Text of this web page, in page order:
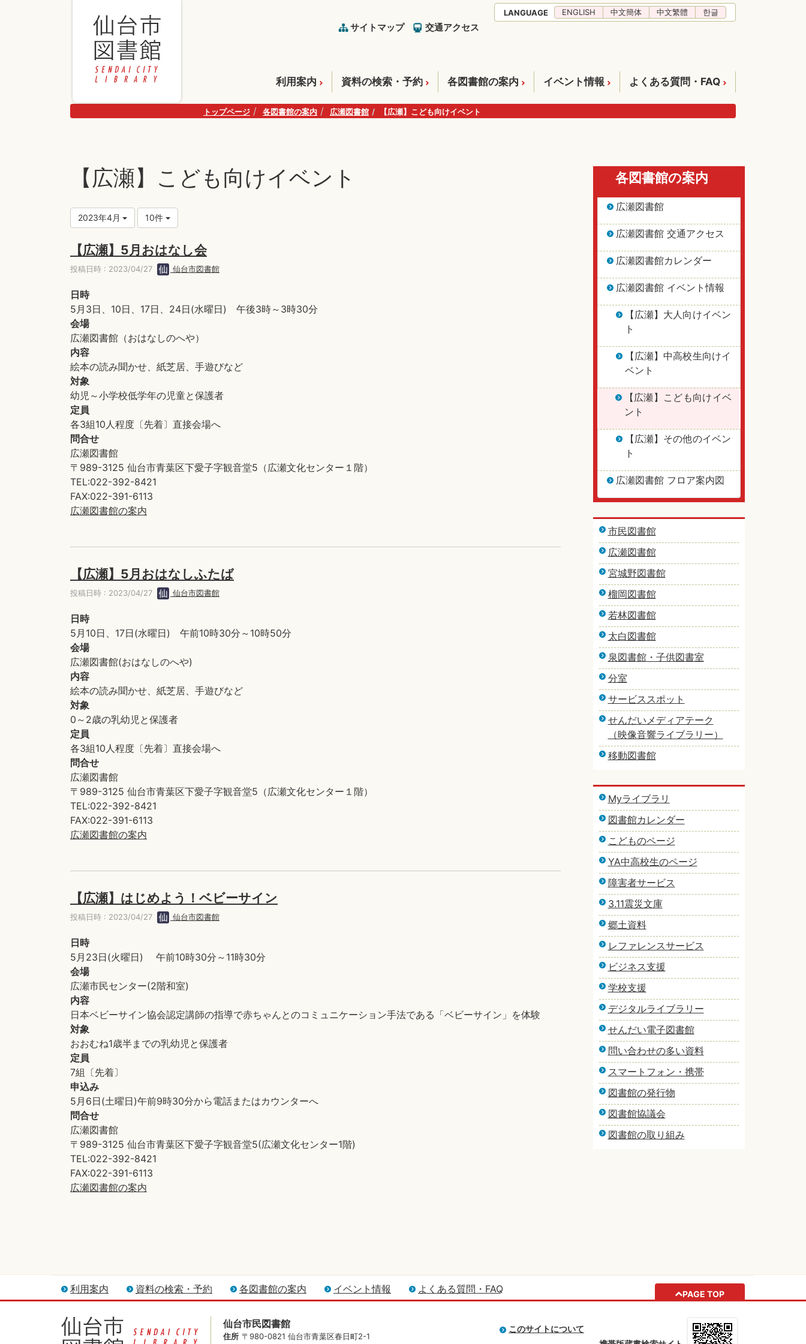
サイトマップ 交通アクセス
LANGUAGE ENGLISH 中文簡体 中文繁體 한글
利用案内 資料の検索・予約 各図書館の案内 イベント情報 よくある質問・FAQ
トップページ 各図書館の案内 広瀬図書館 【広瀬】こども向けイベント
【広瀬】こども向けイベント
2023年4月 10件
【広瀬】5月おはなし会
投稿日時 : 2023/04/27 仙台市図書館
日時
5月3日、10日、17日、24日(水曜日) 午後3時～3時30分
会場
広瀬図書館（おはなしのへや）
内容
絵本の読み聞かせ、紙芝居、手遊びなど
対象
幼児～小学校低学年の児童と保護者
定員
各3組10人程度〔先着〕直接会場へ
問合せ
広瀬図書館
〒989-3125 仙台市青葉区下愛子字観音堂5（広瀬文化センター１階）
TEL:022-392-8421
FAX:022-391-6113
広瀬図書館の案内
【広瀬】5月おはなしふたば
投稿日時 : 2023/04/27 仙台市図書館
日時
5月10日、17日(水曜日) 午前10時30分～10時50分
会場
広瀬図書館(おはなしのへや)
内容
絵本の読み聞かせ、紙芝居、手遊びなど
対象
0～2歳の乳幼児と保護者
定員
各3組10人程度〔先着〕直接会場へ
問合せ
広瀬図書館
〒989-3125 仙台市青葉区下愛子字観音堂5（広瀬文化センター１階）
TEL:022-392-8421
FAX:022-391-6113
広瀬図書館の案内
【広瀬】はじめよう！ベビーサイン
投稿日時 : 2023/04/27 仙台市図書館
日時
5月23日(火曜日) 午前10時30分～11時30分
会場
広瀬市民センター(2階和室)
内容
日本ベビーサイン協会認定講師の指導で赤ちゃんとのコミュニケーション手法である「ベビーサイン」を体験
対象
おおむね1歳半までの乳幼児と保護者
定員
7組〔先着〕
申込み
5月6日(土曜日)午前9時30分から電話またはカウンターへ
問合せ
広瀬図書館
〒989-3125 仙台市青葉区下愛子字観音堂5(広瀬文化センター1階)
TEL:022-392-8421
FAX:022-391-6113
広瀬図書館の案内
各図書館の案内
広瀬図書館
広瀬図書館 交通アクセス
広瀬図書館カレンダー
広瀬図書館 イベント情報
【広瀬】大人向けイベン
ト
【広瀬】中高校生向けイ
ベント
【広瀬】こども向けイベ
ント
【広瀬】その他のイベン
ト
広瀬図書館 フロア案内図
市民図書館
広瀬図書館
宮城野図書館
榴岡図書館
若林図書館
太白図書館
泉図書館・子供図書室
分室
サービススポット
せんだいメディアテーク
（映像音響ライブラリー）
移動図書館
Myライブラリ
図書館カレンダー
こどものページ
YA中高校生のページ
障害者サービス
3.11震災文庫
郷土資料
レファレンスサービス
ビジネス支援
学校支援
デジタルライブラリー
せんだい電子図書館
問い合わせの多い資料
スマートフォン・携帯
図書館の発行物
図書館協議会
図書館の取り組み
利用案内 資料の検索・予約 各図書館の案内 イベント情報 よくある質問・FAQ PAGE TOP
仙台市民図書館
住所 〒980-0821 仙台市青葉区春日町2-1
このサイトについて